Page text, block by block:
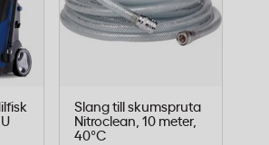
Slang till skumspruta
Nitroclean, 10 meter,
40°C